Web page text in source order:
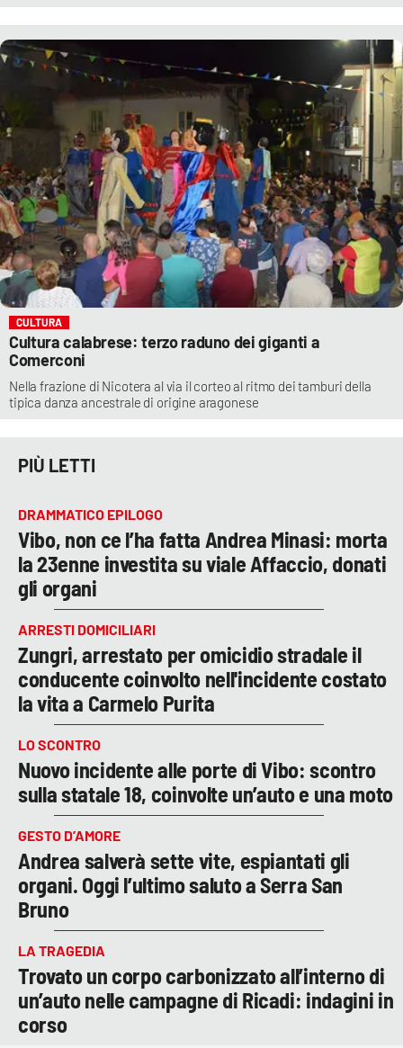
CULTURA
Cultura calabrese: terzo raduno dei giganti a
Comerconi
Nella frazione di Nicotera al via il corteo al ritmo dei tamburi della
tipica danza ancestrale di origine aragonese
PIÙ LETTI
DRAMMATICO EPILOGO
Vibo, non ce l’ha fatta Andrea Minasi: morta
la 23enne investita su viale Affaccio, donati
gli organi
ARRESTI DOMICILIARI
Zungri, arrestato per omicidio stradale il
conducente coinvolto nell'incidente costato
la vita a Carmelo Purita
LO SCONTRO
Nuovo incidente alle porte di Vibo: scontro
sulla statale 18, coinvolte un’auto e una moto
GESTO D’AMORE
Andrea salverà sette vite, espiantati gli
organi. Oggi l’ultimo saluto a Serra San
Bruno
LA TRAGEDIA
Trovato un corpo carbonizzato all’interno di
un’auto nelle campagne di Ricadi: indagini in
corso